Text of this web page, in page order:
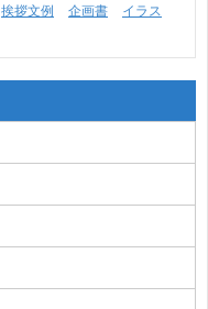
挨拶文例 企画書
イラス